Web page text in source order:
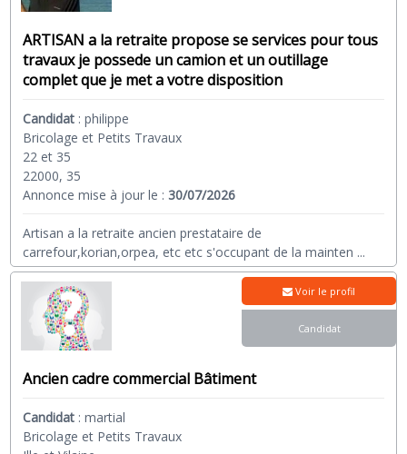
ARTISAN a la retraite propose se services pour tous
travaux je possede un camion et un outillage
complet que je met a votre disposition
Candidat :philippe
Bricolage et Petits Travaux
22 et 35
22000, 35
Annonce mise à jour le :30/07/2026
Artisan a la retraite ancien prestataire de
carrefour,korian,orpea, etc etc s'occupant de la mainten ...
Ancien cadre commercial Bâtiment
Candidat :martial
Bricolage et Petits Travaux
Voir le profil
Candidat